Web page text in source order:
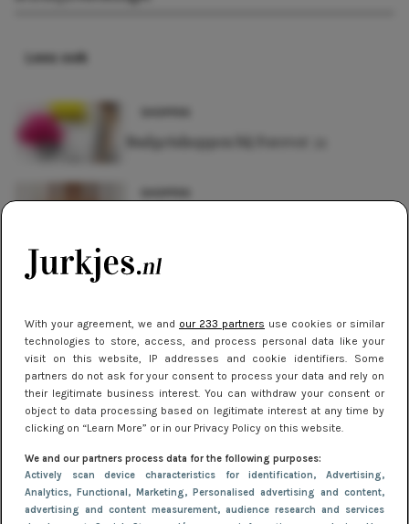
With your agreement, we and our 233 partners use cookies or similar
technologies to store, access, and process personal data like your
visit on this website, IP addresses and cookie identifiers. Some
partners do not ask for your consent to process your data and rely on
their legitimate business interest. You can withdraw your consent or
object to data processing based on legitimate interest at any time by
clicking on “Learn More” or in our Privacy Policy on this website.
We and our partners process data for the following purposes:
Actively scan device characteristics for identification, Advertising,
Analytics, Functional, Marketing, Personalised advertising and content,
advertising and content measurement, audience research and services
Lees ook
Budgetshoppen bij Forever 21
NIEUWS
jurklengte: zo draag je sportief en
chic
NIEUWS
Oranje & geel: de felgekleurde
winterjurken trend die je wilt dragen